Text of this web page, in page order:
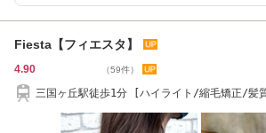
Fiesta【フィエスタ】
4.90 （59件）
三国ヶ丘駅徒歩1分 [ハイライト/縮毛矯正/髪